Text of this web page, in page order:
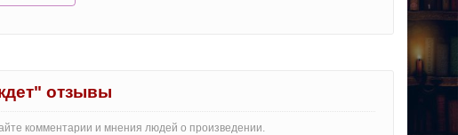
отзывы
комментарии и мнения людей о произведении.